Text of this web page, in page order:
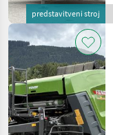
predstavitveni stroj